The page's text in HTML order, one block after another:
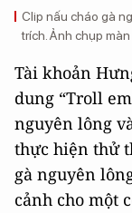
Clip nấu cháo gà
trích. Ảnh chụp
Tài khoản
dung “Troll
nguyên lông
thực hiện thử
gà nguyên
cảnh cho một